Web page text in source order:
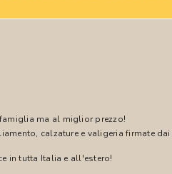
ma al miglior prezzo!
calzature e valigeria firmate
in tutta Italia e all'estero!